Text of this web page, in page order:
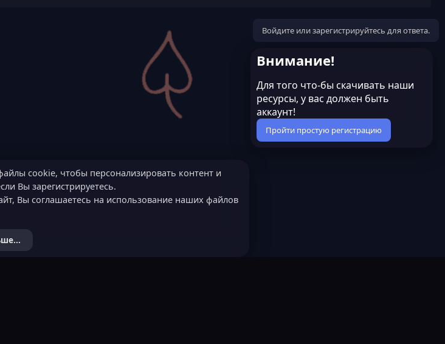
Войдите или зарегистрируйтесь для ответа.
Внимание!
Для того что-бы скачивать наши
ресурсы, у вас должен быть
аккаунт!
Пройти простую регистрацию
cookie, чтобы персонализировать контент и
Вы зарегистрируетесь.
Вы соглашаетесь на использование наших файлов